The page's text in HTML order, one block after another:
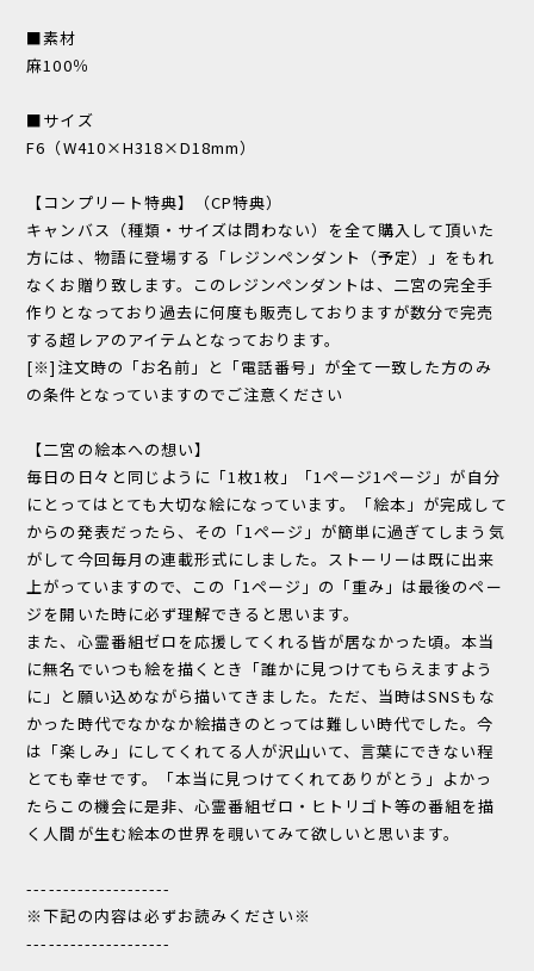
■素材
麻100％
■サイズ
F6（W410×H318×D18mm）
【コンプリート特典】（CP特典）
キャンバス（種類・サイズは問わない）を全て購入して頂いた
方には、物語に登場する「レジンペンダント（予定）」をもれ
なくお贈り致します。このレジンペンダントは、二宮の完全手
作りとなっており過去に何度も販売しておりますが数分で完売
する超レアのアイテムとなっております。
[※]注文時の「お名前」と「電話番号」が全て一致した方のみ
の条件となっていますのでご注意ください
【二宮の絵本への想い】
毎日の日々と同じように「1枚1枚」「1ページ1ページ」が自分
にとってはとても大切な絵になっています。「絵本」が完成して
からの発表だったら、その「1ページ」が簡単に過ぎてしまう気
がして今回毎月の連載形式にしました。ストーリーは既に出来
上がっていますので、この「1ページ」の「重み」は最後のペー
ジを開いた時に必ず理解できると思います。
また、心霊番組ゼロを応援してくれる皆が居なかった頃。本当
に無名でいつも絵を描くとき「誰かに見つけてもらえますよう
に」と願い込めながら描いてきました。ただ、当時はSNSもな
かった時代でなかなか絵描きのとっては難しい時代でした。今
は「楽しみ」にしてくれてる人が沢山いて、言葉にできない程
とても幸せです。「本当に見つけてくれてありがとう」よかっ
たらこの機会に是非、心霊番組ゼロ・ヒトリゴト等の番組を描
く人間が生む絵本の世界を覗いてみて欲しいと思います。
--------------------
※下記の内容は必ずお読みください※
--------------------